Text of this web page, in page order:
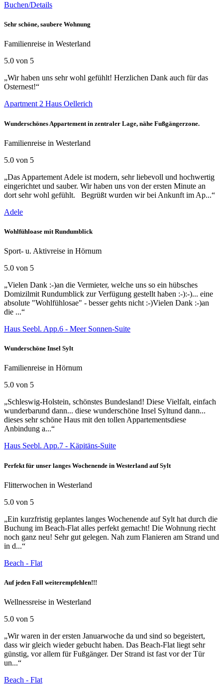
Buchen/Details
Sehr schöne, saubere Wohnung
Familienreise in Westerland
5.0 von 5
„Wir haben uns sehr wohl gefühlt! Herzlichen Dank auch für das
Osternest!“
Apartment 2 Haus Oellerich
Wunderschönes Appartement in zentraler Lage, nähe Fußgängerzone.
Familienreise in Westerland
5.0 von 5
„Das Appartement Adele ist modern, sehr liebevoll und hochwertig
eingerichtet und sauber. Wir haben uns von der ersten Minute an
dort sehr wohl gefühlt. Begrüßt wurden wir bei Ankunft im Ap...“
Adele
Wohlfühloase mit Rundumblick
Sport- u. Aktivreise in Hörnum
5.0 von 5
„Vielen Dank :-)an die Vermieter, welche uns so ein hübsches
Domizilmit Rundumblick zur Verfügung gestellt haben :-):-)... eine
absolute "Wohlfühlosae" - besser gehts nicht :-)Vielen Dank :-)an
die ...“
Haus Seebl. App.6 - Meer Sonnen-Suite
Wunderschöne Insel Sylt
Familienreise in Hörnum
5.0 von 5
„Schleswig-Holstein, schönstes Bundesland! Diese Vielfalt, einfach
wunderbarund dann... diese wunderschöne Insel Syltund dann...
dieses sehr schöne Haus mit den tollen Appartementsdiese
Anbindung a...“
Haus Seebl. App.7 - Käpitäns-Suite
Perfekt für unser langes Wochenende in Westerland auf Sylt
Flitterwochen in Westerland
5.0 von 5
„Ein kurzfristig geplantes langes Wochenende auf Sylt hat durch die
Buchung im Beach-Flat alles perfekt gemacht! Die Wohnung riecht
noch ganz neu! Sehr gut gelegen. Nah zum Flanieren am Strand und
in d...“
Beach - Flat
Auf jeden Fall weiterempfehlen!!!
Wellnessreise in Westerland
5.0 von 5
„Wir waren in der ersten Januarwoche da und sind so begeistert,
dass wir gleich wieder gebucht haben. Das Beach-Flat liegt sehr
günstig, vor allem für Fußgänger. Der Strand ist fast vor der Tür
un...“
Beach - Flat